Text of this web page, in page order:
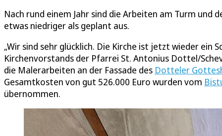
Nach rund einem Jahr sind die Arbeiten am Turm
etwas niedriger als geplant aus.
„Wir sind sehr glücklich. Die Kirche ist jetzt wieder ein
Kirchenvorstands der Pfarrei St. Antonius Dottel/
die Malerarbeiten an der Fassade des Dotteler
Gesamtkosten von gut 526.000 Euro wurden vom
übernommen.